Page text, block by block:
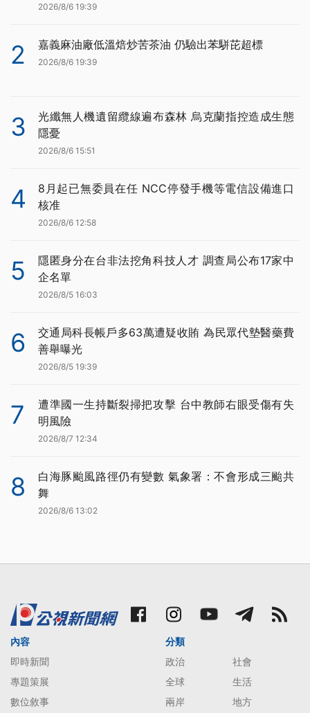
2026/8/6 19:39
2 嘉義麻油廠低溫焙炒苦茶油 仍驗出苯駢芘超標
2026/8/6 19:39
3
光纖無人機遺留纜線遍布森林 烏克蘭指控造成生態
隱憂
2026/8/6 15:51
4
8月起已無委員在任 NCC停發手機等電信設備進口
核准
2026/8/6 12:58
5
隱匿身分在台非法挖角科技人才 調查局公布17家中
企名單
2026/8/5 16:03
6
交通局科長帳戶多63萬遭疑收賄 為民眾代墊醫藥費
善舉曝光
2026/8/5 19:39
7
遭準國一生持斷裂掃把攻擊 台中教師右眼受傷有失
明風險
2026/8/7 12:34
8
白海豚颱風路徑仍有變數 氣象署：不會形成三颱共
舞
2026/8/6 13:02
內容
即時新聞
專題策展
數位敘事
分類
政治
社會
全球
生活
兩岸
地方